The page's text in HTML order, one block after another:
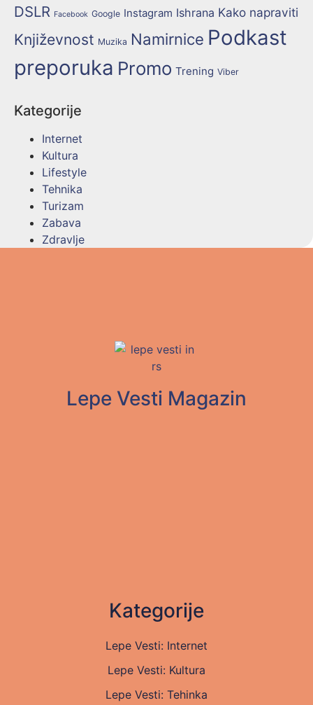
DSLR Facebook Google Instagram Ishrana Kako napraviti
Književnost Muzika Namirnice Podkast
preporuka Promo Trening Viber
Kategorije
Internet
Kultura
Lifestyle
Tehnika
Turizam
Zabava
Zdravlje
Lepe Vesti Magazin
Kategorije
Lepe Vesti: Internet
Lepe Vesti: Kultura
Lepe Vesti: Tehinka